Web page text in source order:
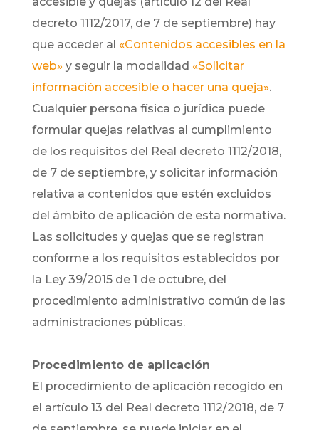
decreto 1112/2017, de 7 de septiembre) hay
que acceder al «Contenidos accesibles en la
web» y seguir la modalidad «Solicitar
información accesible o hacer una queja».
Cualquier persona física o jurídica puede
formular quejas relativas al cumplimiento
de los requisitos del Real decreto 1112/2018,
de 7 de septiembre, y solicitar información
relativa a contenidos que estén excluidos
del ámbito de aplicación de esta normativa.
Las solicitudes y quejas que se registran
conforme a los requisitos establecidos por
la Ley 39/2015 de 1 de octubre, del
procedimiento administrativo común de las
administraciones públicas.
Procedimiento de aplicación
El procedimiento de aplicación recogido en
el artículo 13 del Real decreto 1112/2018, de 7